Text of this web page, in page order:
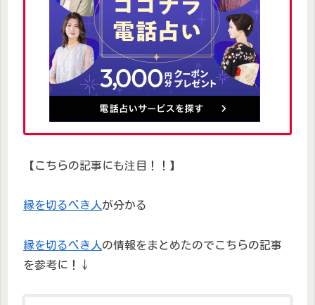
【こちらの記事にも注目！！】
縁を切るべき人が分かる
縁を切るべき人 の情報をまとめたのでこちらの記事
を参考に！↓